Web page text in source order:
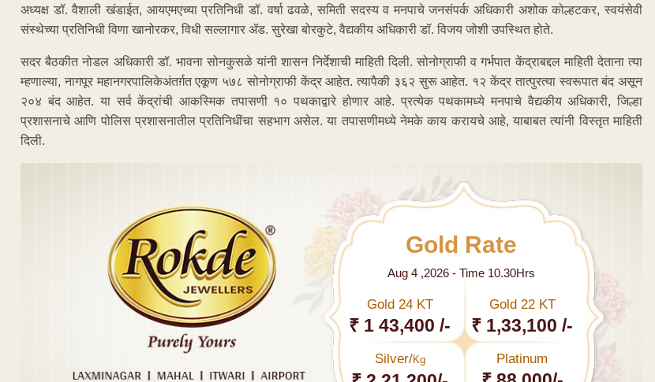
अध्यक्ष डॉ. वैशाली खंडाईत, आयएमएच्या प्रतिनिधी डॉ. वर्षा ढवळे, समिती सदस्य व मनपाचे जनसंपर्क अधिकारी अशोक कोल्हटकर, स्वयंसेवी
संस्थेच्या प्रतिनिधी विणा खानोरकर, विधी सल्लागार ॲड. सुरेखा बोरकुटे, वैद्यकीय अधिकारी डॉ. विजय जोशी उपस्थित होते.
सदर बैठकीत नोडल अधिकारी डॉ. भावना सोनकुसळे यांनी शासन निर्देशाची माहिती दिली. सोनोग्राफी व गर्भपात केंद्राबद्दल माहिती देताना त्या
म्हणाल्या, नागपूर महानगरपालिकेअंतर्ग़त एकूण ५७८ सोनोग्राफी केंद्र आहेत. त्यापैकी ३६२ सुरू आहेत. १२ केंद्र तात्पुरत्या स्वरूपात बंद असून
२०४ बंद आहेत. या सर्व केंद्रांची आकस्मिक तपासणी १० पथकाद्वारे होणार आहे. प्रत्येक पथकामध्ये मनपाचे वैद्यकीय अधिकारी, जिल्हा
प्रशासनाचे आणि पोलिस प्रशासनातील प्रतिनिधींचा सहभाग असेल. या तपासणीमध्ये नेमके काय करायचे आहे, याबाबत त्यांनी विस्तृत माहिती
दिली.
Gold Rate
Aug 4 ,2026 - Time 10.30Hrs
Gold 24 KT
₹ 1 43,400 /-
Gold 22 KT
₹ 1,33,100 /-
Silver/Kg Platinum